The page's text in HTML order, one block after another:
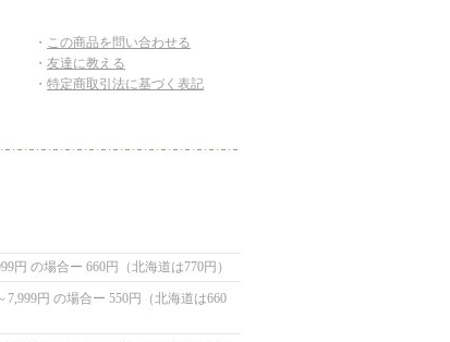
・ この商品を問い合わせる
・ 友達に教える
・ 特定商取引法に基づく表記
円 の場合ー 660円（北海道は770円）
7,999円 の場合ー 550円（北海道は660